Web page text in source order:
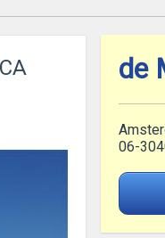
de
06-